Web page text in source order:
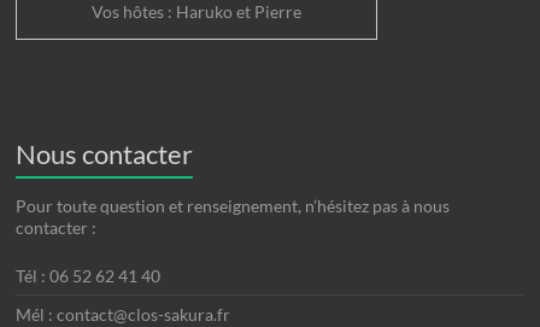
Vos hôtes : Haruko et Pierre
Nous contacter
Pour toute question et renseignement, n’hésitez pas à nous
contacter :
Tél : 06 52 62 41 40
Mél : contact@clos-sakura.fr